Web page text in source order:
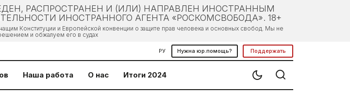
РАСПРОСТРАНЕН И (ИЛИ) НАПРАВЛЕН ИНОСТРАННЫМ
ИНОСТРАННОГО АГЕНТА «РОСКОМСВОБОДА». 18+
Конституции и Европейской конвенции о защите прав человека и основных свобод. Мы не
и обжалуем его в судах
РУ Нужна юр.помощь? Поддержать
Наша работа О нас Итоги 2024